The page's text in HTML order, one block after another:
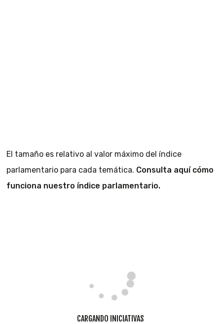
El tamaño es relativo al valor máximo del índice
parlamentario para cada temática. Consulta aquí cómo
funciona nuestro índice parlamentario.
CARGANDO INICIATIVAS